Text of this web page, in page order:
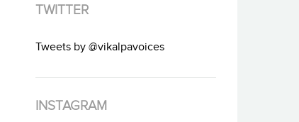
TWITTER
Tweets by @vikalpavoices
INSTAGRAM